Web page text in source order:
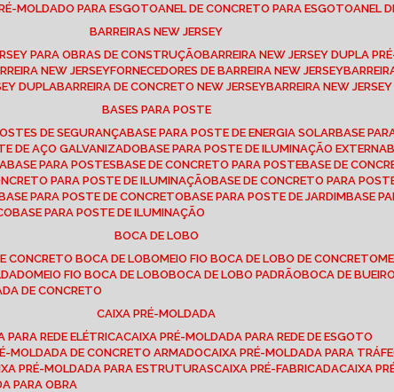
MOLDADO PARA ESGOTO ANEL DE CONCRETO PARA ESGOTO ANEL
BARREIRAS NEW JERSEY
PARA OBRAS DE CONSTRUÇÃO BARREIRA NEW JERSEY DUPLA
NEW JERSEY FORNECEDORES DE BARREIRA NEW JERSEY
DUPLA BARREIRA DE CONCRETO NEW JERSEY BARREIRA NEW JERSEY
BASES PARA POSTE
DE SEGURANÇA BASE PARA POSTE DE ENERGIA SOLAR BASE
DE AÇO GALVANIZADO BASE PARA POSTE DE ILUMINAÇÃO EXTERNA
BASE PARA POSTES BASE DE CONCRETO PARA POSTE BASE DE
PARA POSTE DE ILUMINAÇÃO BASE DE CONCRETO PARA
BASE PARA POSTE DE CONCRETO BASE PARA POSTE DE JARDIM BASE
BASE PARA POSTE DE ILUMINAÇÃO
BOCA DE LOBO
CONCRETO BOCA DE LOBO MEIO FIO BOCA DE LOBO DE CONCRETO
MEIO FIO BOCA DE LOBO BOCA DE LOBO PADRÃO BOCA DE
DE CONCRETO
CAIXA PRÉ-MOLDADA
PARA REDE ELÉTRICA CAIXA PRÉ-MOLDADA PARA REDE DE ESGOTO
MOLDADA DE CONCRETO ARMADO CAIXA PRÉ-MOLDADA PARA
PRÉ-MOLDADA PARA ESTRUTURAS CAIXA PRÉ-FABRICADA CAIXA
PARA OBRA